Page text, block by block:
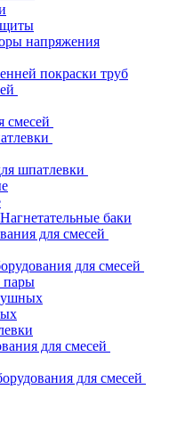
напряжения
покраски труб
смесей
шпатлевки
баки
для смесей
для смесей
пары
для смесей
для смесей